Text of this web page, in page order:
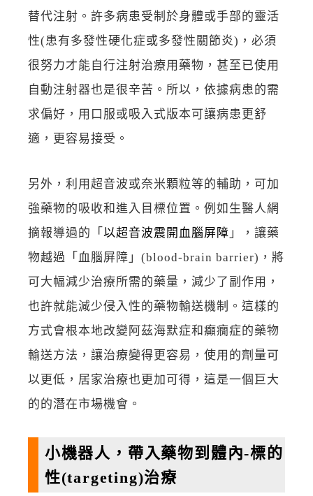
替代注射。許多病患受制於身體或手部的靈活
性(患有多發性硬化症或多發性關節炎)，必須
很努力才能自行注射治療用藥物，甚至已使用
自動注射器也是很辛苦。所以，依據病患的需
求偏好，用口服或吸入式版本可讓病患更舒
適，更容易接受。
另外，利用超音波或奈米顆粒等的輔助，可加
強藥物的吸收和進入目標位置。例如生醫人網
摘報導過的「 以超音波震開血腦屏障 」，讓藥
物越過「血腦屏障」(blood-brain barrier)，將
可大幅減少治療所需的藥量，減少了副作用，
也許就能減少侵入性的藥物輸送機制。這樣的
方式會根本地改變阿茲海默症和癲癇症的藥物
輸送方法，讓治療變得更容易，使用的劑量可
以更低，居家治療也更加可得，這是一個巨大
的的潛在市場機會。
小機器人，帶入藥物到體內-標的
性(targeting)治療